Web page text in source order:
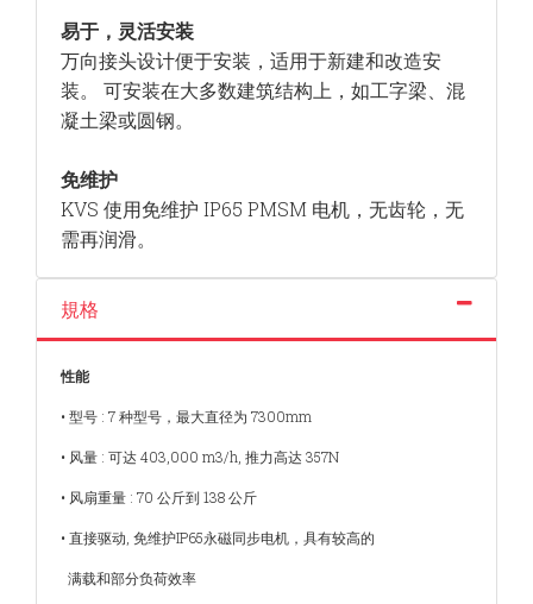
易于，灵活安装
万向接头设计便于安装，适用于新建和改造安
装。 可安装在大多数建筑结构上，如工字梁、混
凝土梁或圆钢。
免维护
KVS 使用免维护 IP65 PMSM 电机，无齿轮， 无
需再润滑。
規格
性能
• 型号 : 7 种型号，最大直径为 7300mm
• 风量 : 可达 403,000 m3/h, 推力高达 357N
• 风扇重量 : 70 公斤到 138 公斤
• 直接驱动, 免维护IP65永磁同步电机，具有较高的
满载和部分负荷效率